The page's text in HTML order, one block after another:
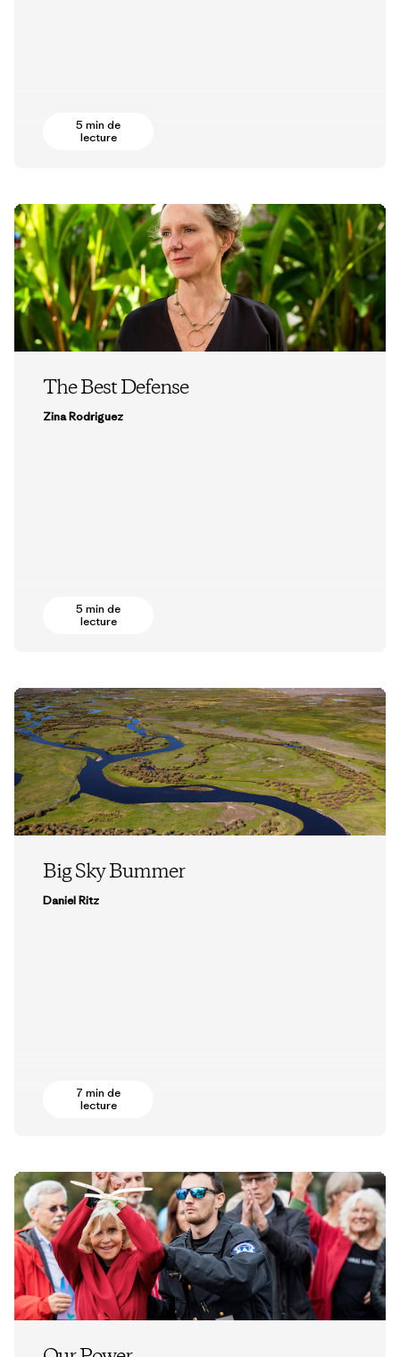
5 min de
lecture
The Best Defense
Zina Rodriguez
5 min de
lecture
Big Sky Bummer
Daniel Ritz
7 min de
lecture